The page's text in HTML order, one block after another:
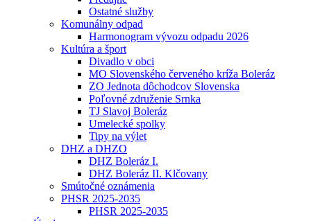
Ostatné služby
Komunálny odpad
Harmonogram vývozu odpadu 2026
Kultúra a šport
Divadlo v obci
MO Slovenského červeného kríža Boleráz
ZO Jednota dôchodcov Slovenska
Poľovné združenie Srnka
TJ Slavoj Boleráz
Umelecké spolky
Tipy na výlet
DHZ a DHZO
DHZ Boleráz I.
DHZ Boleráz II. Klčovany
Smútočné oznámenia
PHSR 2025-2035
PHSR 2025-2035